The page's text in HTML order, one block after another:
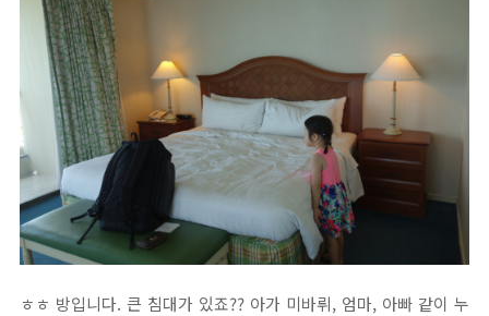
ㅎㅎ 방입니다. 큰 침대가 있죠?? 아가 미바뤼, 엄마, 아빠 같이 누